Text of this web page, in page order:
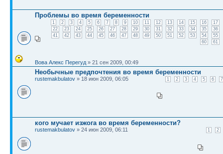
Проблемы во время беременности
1 2 3 4 5 6 7 8 9 10 11 12 13 14 15 16
17
22
23 24 25 26 27 28 29 30 31 32 33 34 35
36
41
42 43 44 45 46 47 48 49 50 51 52 53 54
55
60
61
Вова Алекс Перегуд » 21 сен 2009, 00:49
Необычные предпочтения во время беременности
1 2 3 4 5 6 7
rustemakbulatov » 18 июн 2009, 06:05
кого мучает изжога во время беременности?
1 2
rustemakbulatov » 24 июн 2009, 06:11